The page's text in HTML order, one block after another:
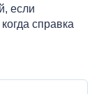
если
справка